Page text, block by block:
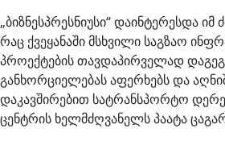
„ბიზნესპრესნიუსი“ დაინტერესდა იმ
რაც ქვეყანაში მსხვილი საგზაო
პროექტების თავდაპირველად
განხორციელებას აფერხებს და
დაკავშირებით სატრანსპორტო
ცენტრის ხელმძღვანელს პაატა